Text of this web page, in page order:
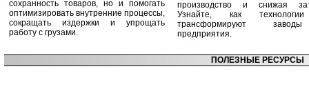
сохранность товаров, но и помогать
оптимизировать внутренние процессы,
сокращать издержки и упрощать
работу с грузами.
производство и снижая
Узнайте, как
трансформируют
предприятия.
ПОЛЕЗНЫЕ РЕСУРСЫ